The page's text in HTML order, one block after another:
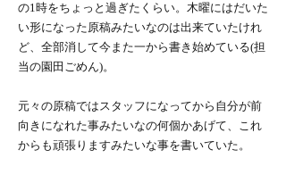
の1時をちょっと過ぎたくらい。木曜にはだいた
い形になった原稿みたいなのは出来ていたけれ
ど、全部消して今また一から書き始めている(担
当の園田ごめん)。
元々の原稿ではスタッフになってから自分が前
向きになれた事みたいなの何個かあげて、これ
からも頑張りますみたいな事を書いていた。